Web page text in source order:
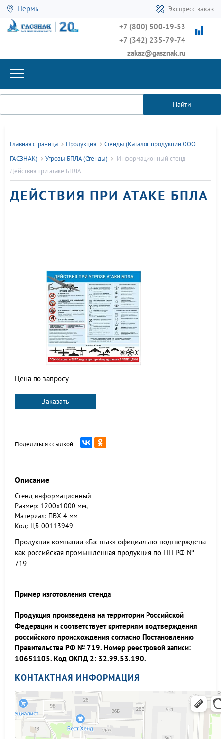
Пермь Экспресс-заказ
+7 (800) 500-19-53
+7 (342) 235-79-74
zakaz@gasznak.ru
Найти
Главная страница Продукция
Стенды (Каталог продукции ООО
ГАСЗНАК)
Угрозы БПЛА (Стенды)
Информационный стенд
Действия при атаке БПЛА
ДЕЙСТВИЯ ПРИ АТАКЕ БПЛА
Цена по запросу
Заказать
Поделиться ссылкой
Описание
Стенд информационный
Размер: 1200x1000 мм,
Материал: ПВХ 4 мм
Код: ЦБ-00113949
Продукция компании «Гасзнак» официально подтверждена
как российская промышленная продукция по ПП РФ №
719
Пример изготовления стенда
Продукция произведена на территории Российской
Федерации и соответствует критериям подтверждения
российского происхождения согласно Постановлению
Правительства РФ № 719. Номер реестровой записи:
10651105. Код ОКПД 2: 32.99.53.190.
КОНТАКТНАЯ ИНФОРМАЦИЯ